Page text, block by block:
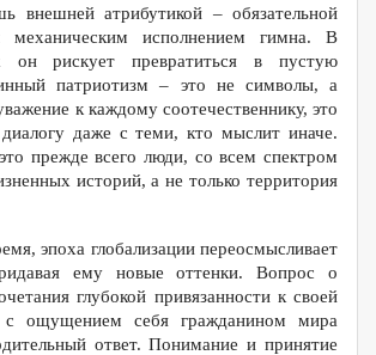
внешней атрибутикой – обязательной
механическим исполнением гимна. В
он рискует превратиться в пустую
патриотизм – это не символы, а
к каждому соотечественнику, это
даже с теми, кто мыслит иначе.
прежде всего люди, со всем спектром
историй, а не только территория
эпоха глобализации переосмысливает
ему новые оттенки. Вопрос о
глубокой привязанности к своей
с ощущением себя гражданином мира
ответ. Понимание и принятие